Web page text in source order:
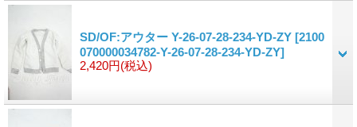
SD/OF:アウター Y-26-07-28-234-YD-ZY [2100
070000034782-Y-26-07-28-234-YD-ZY]
2,420円(税込)